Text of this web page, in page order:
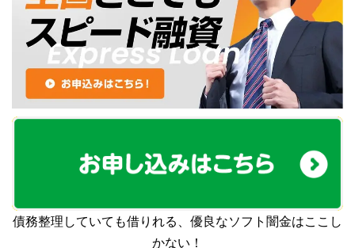
債務整理していても借りれる、優良なソフト闇金はここし
かない！